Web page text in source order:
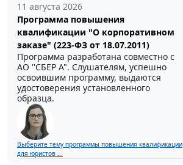
11 августа 2026
Программа повышения
квалификации "О корпоративном
заказе" (223-ФЗ от 18.07.2011)
Программа разработана совместно с
АО ''СБЕР А". Слушателям, успешно
освоившим программу, выдаются
удостоверения установленного
образца.
Выберите тему программы повышения квалификации
для юристов ...